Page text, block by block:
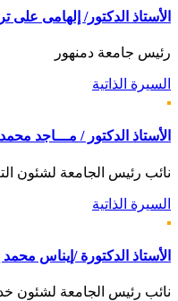
الأستاذ الدكتور/ إلهامى على
رئيس جامعة دمنهور
السيرة الذاتية
الأستاذ الدكتور / مـــاجد
نائب رئيس الجامعة لشئون
السيرة الذاتية
الأستاذ الدكتورة /إيناس
نائب رئيس الجامعة لشئون